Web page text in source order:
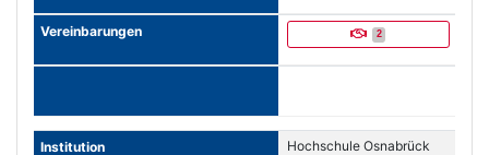
2
Hochschule Osnabrück